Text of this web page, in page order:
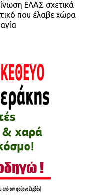
ΕΛΑΣ σχετικά
που έλαβε χώρα